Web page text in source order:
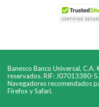
Banesco Banco Universal,
reservados. RIF: J07013380-5.
Navegadores recomendados
Firefox y Safari.